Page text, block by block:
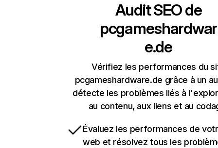
Audit SEO de
pcgameshardwar
e.de
Vérifiez les performances du
pcgameshardware.de grâce à un
détecte les problèmes liés à
au contenu, aux liens et au
Évaluez les performances de
web et résolvez tous les